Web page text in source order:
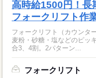
高時給1500円！長
フォークリフト作
フォークリフト（カウンタ
麦粉・砂糖・塩などのピッ
合3、4割。2パターン...
フォークリフト